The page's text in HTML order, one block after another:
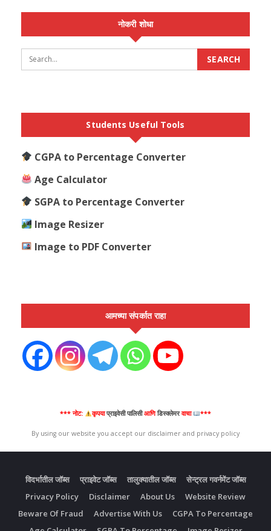
नोकरी शोधा
Students Useful Tools
CGPA to Percentage Converter
Age Calculator
SGPA to Percentage Converter
Image Resizer
Image to PDF Converter
आमच्या संपर्कात राहा
*** नोट: कृपयाप्राइवेसी पालिसीआणिडिस्क्लेमर वाचा ***
By using our website you accept our disclaimer and privacy policy
विदर्भातील जॉब्स प्राइवेट जॉब्स तालुक्यातील जॉब्स
सेन्ट्रल गवर्नमेंट जॉब्स
Privacy Policy
Disclaimer About Us
Website Review
Beware Of Fraud
Advertise With Us
CGPA To Percentage